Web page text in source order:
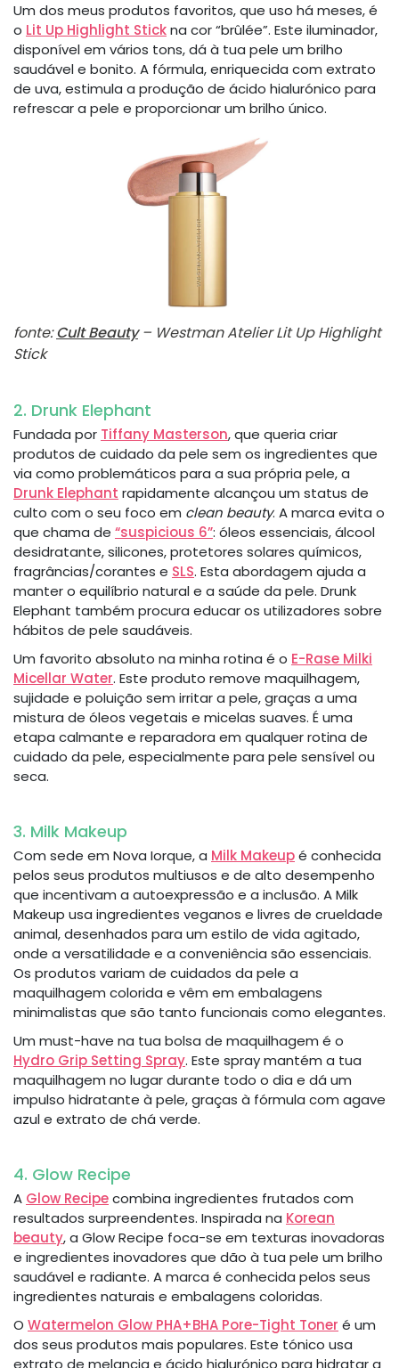
Um dos meus produtos favoritos, que uso há meses, é
o Lit Up Highlight Stickna cor “brûlée”. Este iluminador,
disponível em vários tons, dá à tua pele um brilho
saudável e bonito. A fórmula, enriquecida com extrato
de uva, estimula a produção de ácido hialurónico para
refrescar a pele e proporcionar um brilho único.
fonte:Cult Beauty– Westman Atelier Lit Up Highlight
Stick
2. Drunk Elephant
Fundada por Tiffany Masterson, que queria criar
produtos de cuidado da pele sem os ingredientes que
via como problemáticos para a sua própria pele, a
Drunk Elephant rapidamente alcançou um status de
culto com o seu foco em clean beauty. A marca evita o
que chama de “suspicious 6”: óleos essenciais, álcool
desidratante, silicones, protetores solares químicos,
fragrâncias/corantes e SLS. Esta abordagem ajuda a
manter o equilíbrio natural e a saúde da pele. Drunk
Elephant também procura educar os utilizadores sobre
hábitos de pele saudáveis.
Um favorito absoluto na minha rotina é o E-Rase Milki
Micellar Water. Este produto remove maquilhagem,
sujidade e poluição sem irritar a pele, graças a uma
mistura de óleos vegetais e micelas suaves. É uma
etapa calmante e reparadora em qualquer rotina de
cuidado da pele, especialmente para pele sensível ou
seca.
3. Milk Makeup
Com sede em Nova Iorque, a Milk Makeupé conhecida
pelos seus produtos multiusos e de alto desempenho
que incentivam a autoexpressão e a inclusão. A Milk
Makeup usa ingredientes veganos e livres de crueldade
animal, desenhados para um estilo de vida agitado,
onde a versatilidade e a conveniência são essenciais.
Os produtos variam de cuidados da pele a
maquilhagem colorida e vêm em embalagens
minimalistas que são tanto funcionais como elegantes.
Um must-have na tua bolsa de maquilhagem é o
Hydro Grip Setting Spray. Este spray mantém a tua
maquilhagem no lugar durante todo o dia e dá um
impulso hidratante à pele, graças à fórmula com agave
azul e extrato de chá verde.
4. Glow Recipe
A Glow Recipecombina ingredientes frutados com
resultados surpreendentes. Inspirada na Korean
beauty, a Glow Recipe foca-se em texturas inovadoras
e ingredientes inovadores que dão à tua pele um brilho
saudável e radiante. A marca é conhecida pelos seus
ingredientes naturais e embalagens coloridas.
O Watermelon Glow PHA+BHA Pore-Tight Toner é um
dos seus produtos mais populares. Este tónico usa
extrato de melancia e ácido hialurónico para hidratar a